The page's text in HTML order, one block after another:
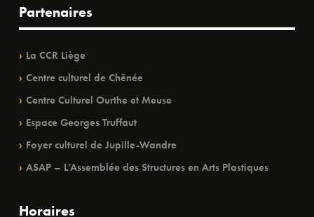
Partenaires
La CCR Liège
Centre culturel de Chênée
Centre Culturel Ourthe et Meuse
Espace Georges Truffaut
Foyer culturel de Jupille-Wandre
ASAP – L’Assemblée des Structures en Arts Plastiques
Horaires